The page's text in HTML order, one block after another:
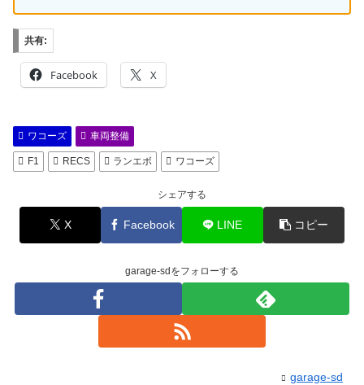
共有:
Facebook X
ワコーズ 車両整備
F1 RECS ランエボ ワコーズ
シェアする
X Facebook LINE コピー
garage-sdをフォローする
garage-sd